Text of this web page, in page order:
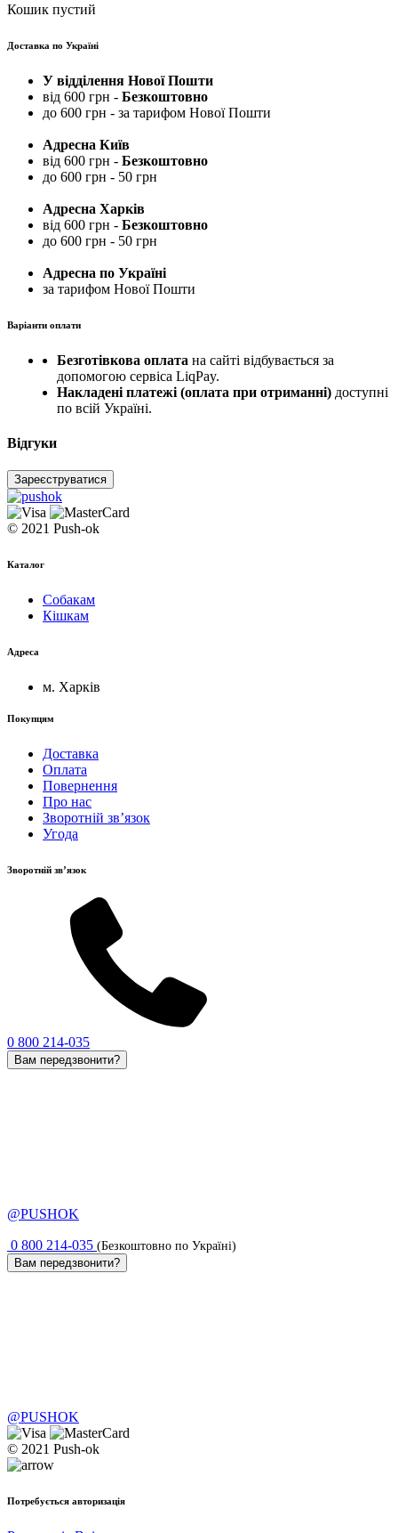
Кошик пустий
Доставка по Україні
У відділення Нової Пошти
від 600 грн - Безкоштовно
до 600 грн - за тарифом Нової Пошти
Адресна Київ
від 600 грн - Безкоштовно
до 600 грн - 50 грн
Адресна Харків
від 600 грн - Безкоштовно
до 600 грн - 50 грн
Адресна по Україні
за тарифом Нової Пошти
Варіанти оплати
Безготівкова оплата на сайті відбувається за
допомогою сервіса LiqPay.
Накладені платежі (оплата при отриманні) доступні
по всій Україні.
Відгуки
Зареєструватися
© 2021 Push-ok
Каталог
Собакам
Кішкам
Адреса
м. Харків
Покупцям
Доставка
Оплата
Повернення
Про нас
Зворотній зв’язок
Угода
Зворотній зв’язок
0 800 214-035
Вам передзвонити?
@PUSHOK
0 800 214-035 (Безкоштовно по Україні)
Вам передзвонити?
@PUSHOK
© 2021 Push-ok
Потребується авторизація